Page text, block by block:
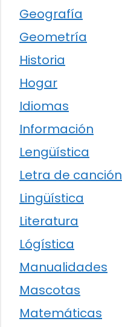
Geografía
Geometría
Historia
Hogar
Idiomas
Información
Lengüística
Letra de canción
Lingüística
Literatura
Lógística
Manualidades
Mascotas
Matemáticas